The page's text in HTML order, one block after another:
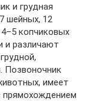
и грудная
шейных, 12
копчиковых
и различают
Позвоночник
имеет
прямохождением